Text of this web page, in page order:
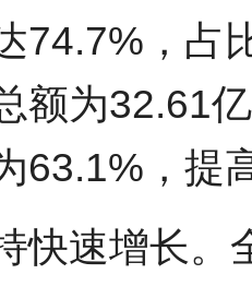
74.7%，占
额为32.61
63.1%，提
快速增长。